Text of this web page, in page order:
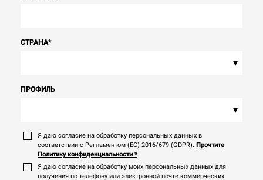
СТРАНА*
▾
ПРОФИЛЬ
▾
Я даю согласие на обработку персональных данных в
соответствии с Регламентом (ЕС) 2016/679 (GDPR). Прочтите
Политику конфиденциальности *
Я даю согласие на обработку моих персональных данных для
получения по телефону или электронной почте коммерческих